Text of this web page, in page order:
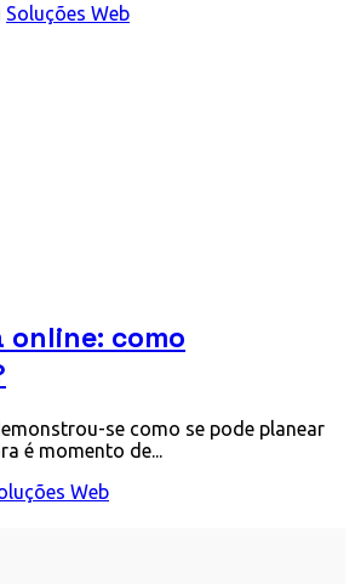
Soluções Web
online: como
se como se pode planear
é momento de...
Web